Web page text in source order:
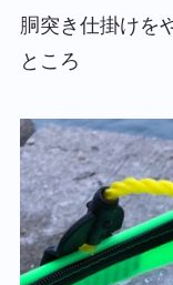
胴突き仕掛けを
ところ